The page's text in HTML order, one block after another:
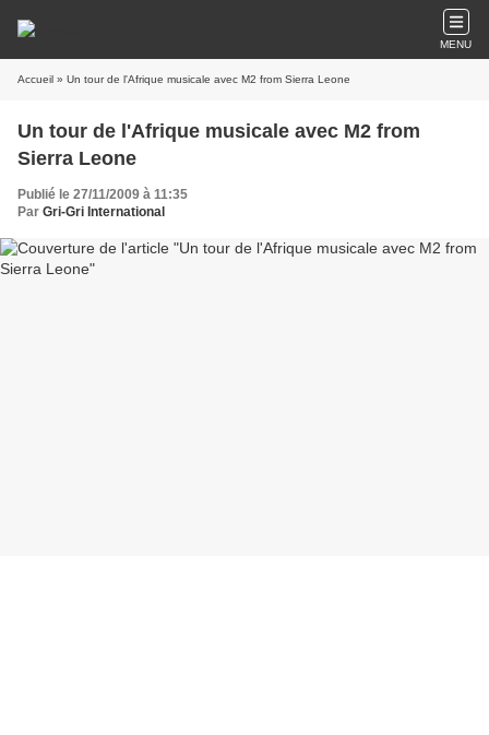
MENU
Accueil » Un tour de l'Afrique musicale avec M2 from Sierra Leone
Un tour de l'Afrique musicale avec M2 from
Sierra Leone
Publié le 27/11/2009 à 11:35
Par Gri-Gri International